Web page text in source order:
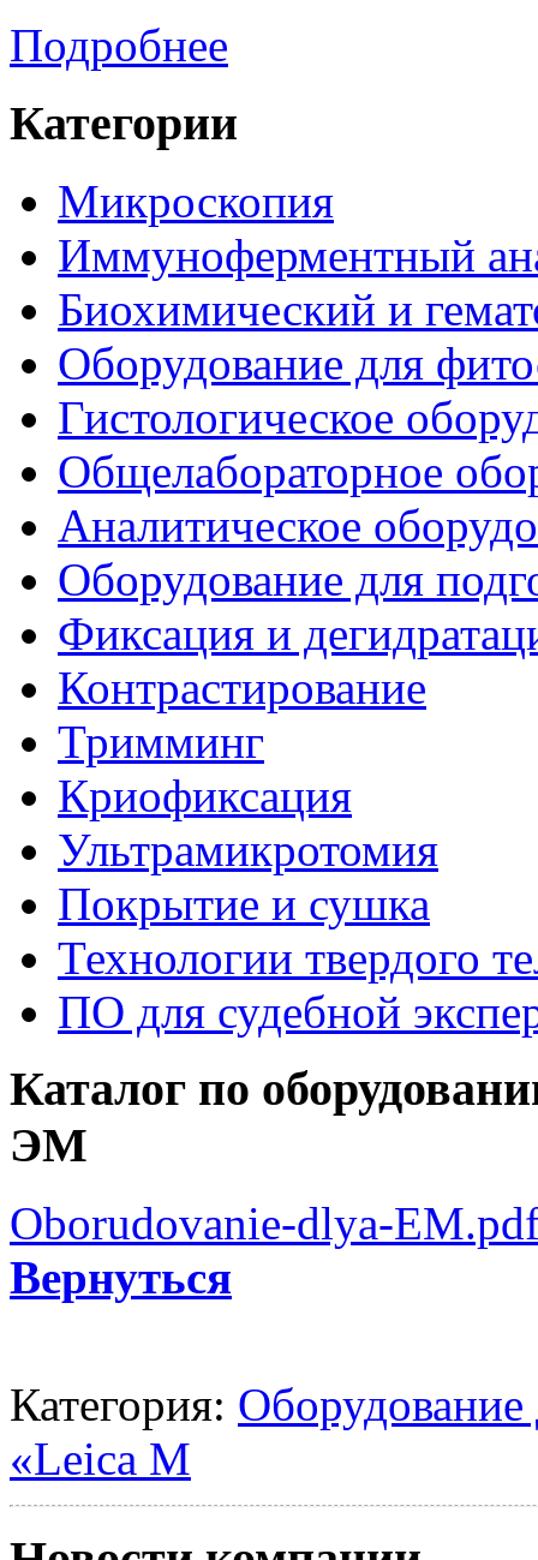
Подробнее
Категории
Микроскопия
Иммуноферментный
Биохимический и
Оборудование для
Гистологическое
Общелабораторное
Аналитическое
Оборудование для
Фиксация и
Контрастирование
Тримминг
Криофиксация
Ультрамикротомия
Покрытие и сушка
Технологии твердого
ПО для судебной
Каталог по
ЭМ
Oborudovanie-dlya-
Вернуться
Категория:
«Leica M